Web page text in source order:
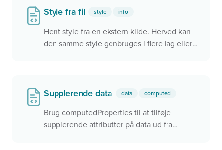
Style fra fil style info
Hent style fra en ekstern kilde. Herved kan
den samme style genbruges i flere lag eller
Supplerende data data computed
Brug computedProperties til at tilføje
supplerende attributter på data ud fra